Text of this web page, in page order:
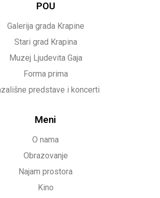
POU
Galerija grada Krapine
Stari grad Krapina
Muzej Ljudevita Gaja
Forma prima
predstave i koncerti
Meni
O nama
Obrazovanje
Najam prostora
Kino